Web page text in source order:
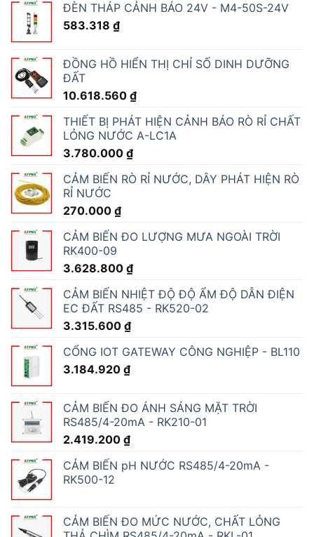
ĐÈN THÁP CẢNH BÁO 24V - M4-50S-24V
583.318 ₫
ĐỒNG HỒ HIỂN THỊ CHỈ SỐ DINH DƯỠNG
ĐẤT
10.618.560 ₫
THIẾT BỊ PHÁT HIỆN CẢNH BÁO RÒ RỈ CHẤT
LỎNG NƯỚC A-LC1A
3.780.000 ₫
CẢM BIẾN RÒ RỈ NƯỚC, DÂY PHÁT HIỆN RÒ
RỈ NƯỚC
270.000 ₫
CẢM BIẾN ĐO LƯỢNG MƯA NGOÀI TRỜI
RK400-09
3.628.800 ₫
CẢM BIẾN NHIỆT ĐỘ ĐỘ ẨM ĐỘ DẪN ĐIỆN
EC ĐẤT RS485 - RK520-02
3.315.600 ₫
CỔNG IOT GATEWAY CÔNG NGHIỆP - BL110
3.184.920 ₫
CẢM BIẾN ĐO ÁNH SÁNG MẶT TRỜI
RS485/4-20mA - RK210-01
2.419.200 ₫
CẢM BIẾN pH NƯỚC RS485/4-20mA -
RK500-12
CẢM BIẾN ĐO MỨC NƯỚC, CHẤT LỎNG